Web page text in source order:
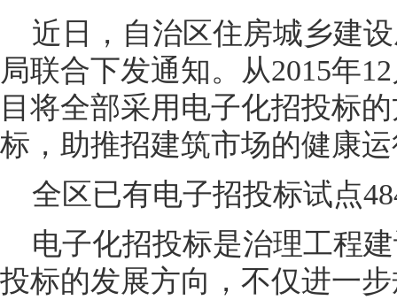
近日，自治区住房城乡建
局联合下发通知。从2015年
目将全部采用电子化招投标
标，助推招建筑市场的健康
全区已有电子招投标试点
电子化招投标是治理工程
投标的发展方向，不仅进一